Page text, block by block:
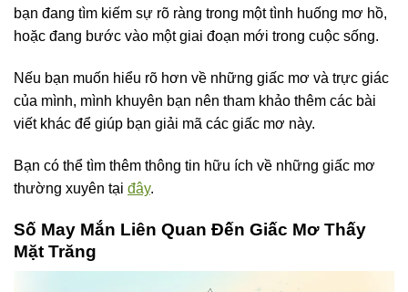
bạn đang tìm kiếm sự rõ ràng trong một tình huống mơ hồ,
hoặc đang bước vào một giai đoạn mới trong cuộc sống.
Nếu bạn muốn hiểu rõ hơn về những giấc mơ và trực giác
của mình, mình khuyên bạn nên tham khảo thêm các bài
viết khác để giúp bạn giải mã các giấc mơ này.
Bạn có thể tìm thêm thông tin hữu ích về những giấc mơ
thường xuyên tại đây.
Số May Mắn Liên Quan Đến Giấc Mơ Thấy
Mặt Trăng